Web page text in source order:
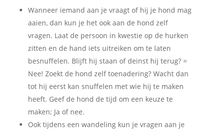
Wanneer iemand aan je vraagt of hij je hond mag
aaien, dan kun je het ook aan de hond zelf
vragen. Laat de persoon in kwestie op de hurken
zitten en de hand iets uitreiken om te laten
besnuffelen. Blijft hij staan of deinst hij terug? =
Nee! Zoekt de hond zelf toenadering? Wacht dan
tot hij eerst kan snuffelen met wie hij te maken
heeft. Geef de hond de tijd om een keuze te
maken; Ja of nee.
Ook tijdens een wandeling kun je vragen aan je